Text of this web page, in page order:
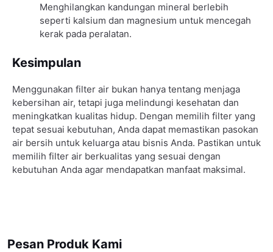
Menghilangkan kandungan mineral berlebih
seperti kalsium dan magnesium untuk mencegah
kerak pada peralatan.
Kesimpulan
Menggunakan filter air bukan hanya tentang menjaga
kebersihan air, tetapi juga melindungi kesehatan dan
meningkatkan kualitas hidup. Dengan memilih filter yang
tepat sesuai kebutuhan, Anda dapat memastikan pasokan
air bersih untuk keluarga atau bisnis Anda. Pastikan untuk
memilih filter air berkualitas yang sesuai dengan
kebutuhan Anda agar mendapatkan manfaat maksimal.
Pesan Produk Kami